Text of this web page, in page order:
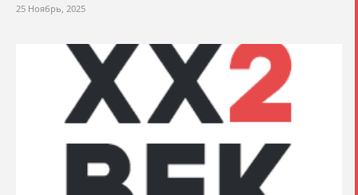
25 Ноябрь, 2025